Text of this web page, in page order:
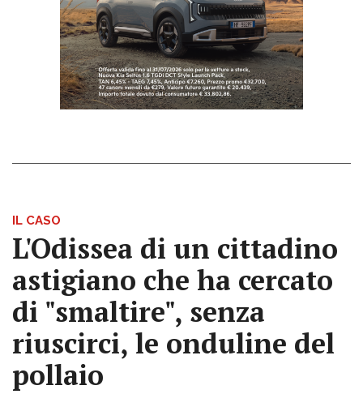
IL CASO
L'Odissea di un cittadino
astigiano che ha cercato
di "smaltire", senza
riuscirci, le onduline del
pollaio